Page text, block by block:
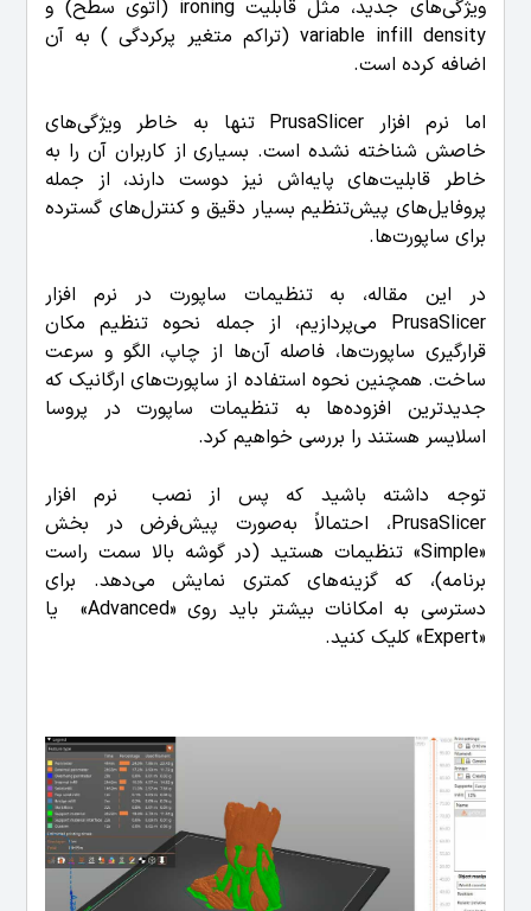
ویژگی‌های جدید، مثل قابلیت ironing (اتوی سطح) و
variable infill density (تراکم متغیر پرکردگی ) به آن
اضافه کرده است.
اما نرم افزار PrusaSlicer تنها به خاطر ویژگی‌های
خاصش شناخته نشده است. بسیاری از کاربران آن را به
خاطر قابلیت‌های پایه‌اش نیز دوست دارند، از جمله
پروفایل‌های پیش‌تنظیم بسیار دقیق و کنترل‌های گسترده
برای ساپورت‌ها.
در این مقاله، به تنظیمات ساپورت در نرم افزار
PrusaSlicer می‌پردازیم، از جمله نحوه تنظیم مکان
قرارگیری ساپورت‌ها، فاصله آن‌ها از چاپ، الگو و سرعت
ساخت. همچنین نحوه استفاده از ساپورت‌های ارگانیک که
جدیدترین افزوده‌ها به تنظیمات ساپورت در پروسا
اسلایسر هستند را بررسی خواهیم کرد.
توجه داشته باشید که پس از نصب نرم افزار
PrusaSlicer، احتمالاً به‌صورت پیش‌فرض در بخش
«Simple» تنظیمات هستید (در گوشه بالا سمت راست
برنامه)، که گزینه‌های کمتری نمایش می‌دهد. برای
دسترسی به امکانات بیشتر باید روی «Advanced» یا
«Expert» کلیک کنید.